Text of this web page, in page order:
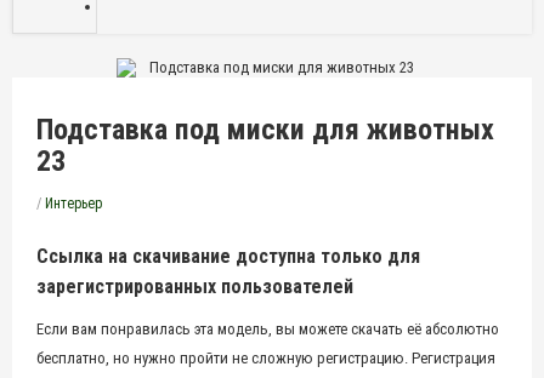
Подставка под миски для животных
23
/ Интерьер
Ссылка на скачивание доступна только для
зарегистрированных пользователей
Если вам понравилась эта модель, вы можете скачать её абсолютно
бесплатно, но нужно пройти не сложную регистрацию. Регистрация